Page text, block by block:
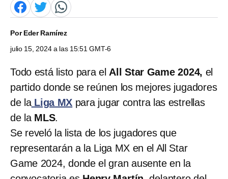
PorEder Ramírez
julio 15, 2024 a las 15:51 GMT-6
Todo está listo para el All Star Game 2024, el
partido donde se reúnen los mejores jugadores
de la Liga MX para jugar contra las estrellas
de la MLS.
Se reveló la lista de los jugadores que
representarán a la Liga MX en el All Star
Game 2024, donde el gran ausente en la